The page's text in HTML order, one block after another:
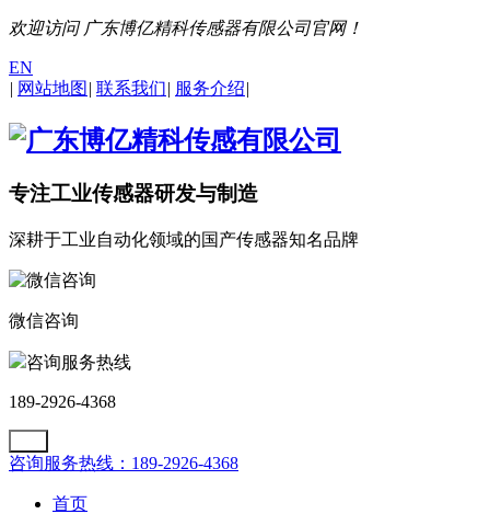
欢迎访问 广东博亿精科传感器有限公司官网！
EN
| 网站地图 | 联系我们| 服务介绍|
专注工业传感器研发与制造
深耕于工业自动化领域的国产传感器知名品牌
微信咨询
咨询服务热线
189-2926-4368
咨询服务热线：189-2926-4368
首页